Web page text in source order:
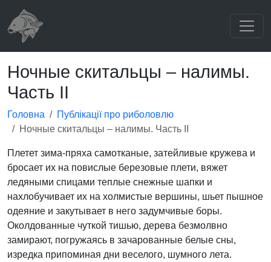
Ночные скитальцы – налимы.
Часть II
Головна
Публікації про риболовлю
Ночные скитальцы – налимы. Часть II
Плетет зима-пряха самотканые, затейливые кружева и
бросает их на повислые березовые плети, вяжет
ледяными спицами теплые снежные шапки и
нахлобучивает их на холмистые вершины, шьет пышное
одеяние и закутывает в него задумчивые боры.
Околдованные чуткой тишью, дерева безмолвно
замирают, погружаясь в зачарованные белые сны,
изредка припоминая дни веселого, шумного лета.